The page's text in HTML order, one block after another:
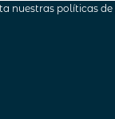
nuestras políticas